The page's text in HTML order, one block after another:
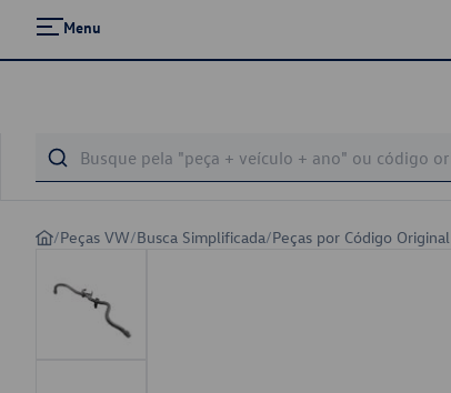
Menu
/Peças VW/Busca Simplificada/Peças por Código Original